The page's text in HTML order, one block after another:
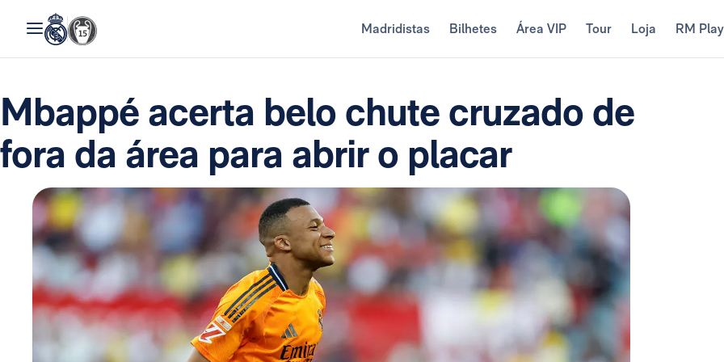
Madridistas Bilhetes Área VIP Tour Loja RM Play
Mbappé acerta belo chute cruzado de
fora da área para abrir o placar